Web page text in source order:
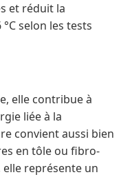
et réduit la
selon les tests
elle contribue à
liée à la
convient aussi bien
en tôle ou fibro-
elle représente un